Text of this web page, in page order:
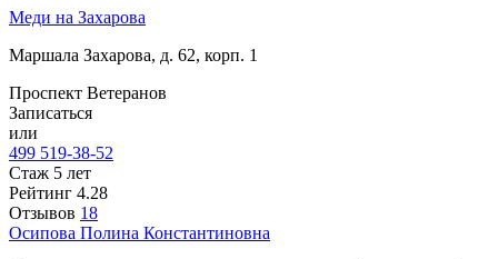
Меди на Захарова
Маршала Захарова, д. 62, корп. 1
Проспект Ветеранов
Записаться
или
499 519-38-52
Стаж 5 лет
Рейтинг 4.28
Отзывов 18
Осипова Полина Константиновна